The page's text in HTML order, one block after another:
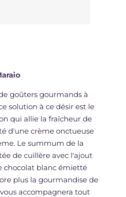
goûters gourmands à
solution à ce désir est le
qui allie la fraîcheur de
d'une crème onctueuse
Le summum de la
de cuillère avec l'ajout
chocolat blanc émietté
plus la gourmandise de
accompagnera tout